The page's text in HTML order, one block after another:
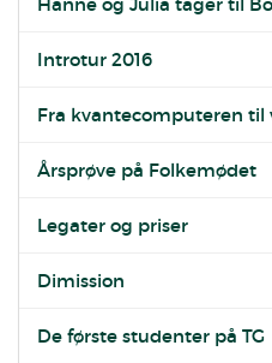
Introtur 2016
Fra kvantecomputeren til
Årsprøve på Folkemødet
Legater og priser
Dimission
De første studenter på TG